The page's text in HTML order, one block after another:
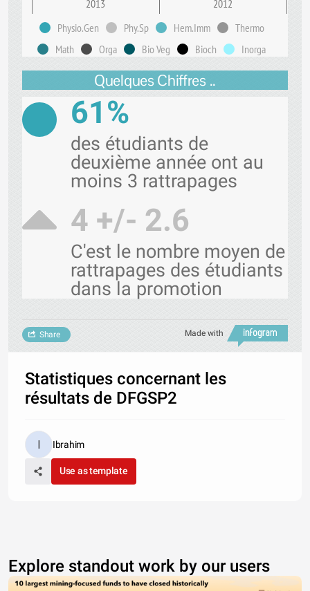
2013
2012
Physio.Gen
Phy.Sp Hem.Imm
Thermo
Math
Orga Bio Veg Bioch Inorga
Quelques Chiffres ..
61%
des étudiants de
deuxième année ont au
moins 3 rattrapages
4 +/- 2.6
C'est le nombre moyen de
rattrapages des étudiants
dans la promotion
Made with
Share
Statistiques concernant les
résultats de DFGSP2
Ibrahim
Use as template
Explore standout work by our users